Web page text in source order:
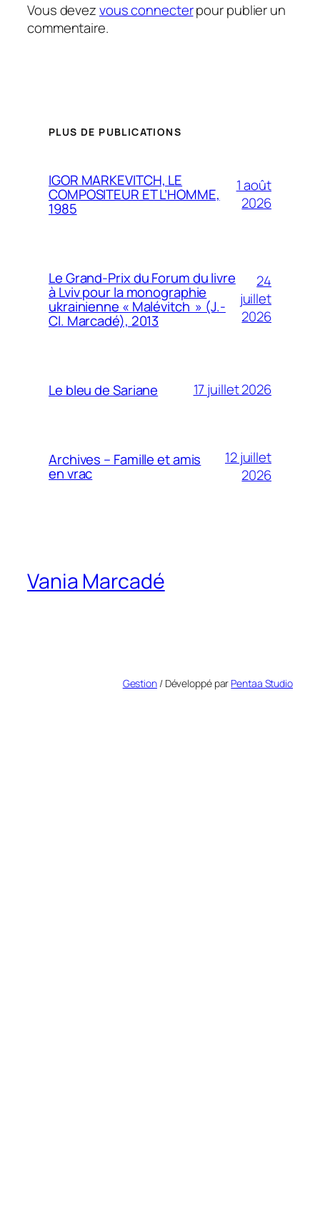
Vous devezvous connecterpour publier un
commentaire.
PLUS DE PUBLICATIONS
IGOR MARKEVITCH, LE
COMPOSITEUR ET L’HOMME,
1985
1 août
2026
Le Grand-Prix du Forum du livre
à Lviv pour la monographie
ukrainienne « Malévitch » (J.-
Cl. Marcadé), 2013
24
juillet
2026
Le bleu de Sariane 17 juillet 2026
Archives – Famille et amis
en vrac
12 juillet
2026
Vania Marcadé
Gestion/ Développé par Pentaa Studio